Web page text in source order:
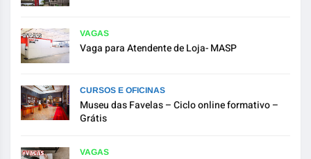
VAGAS
Vaga para Atendente de Loja- MASP
CURSOS E OFICINAS
Museu das Favelas – Ciclo online formativo –
Grátis
VAGAS